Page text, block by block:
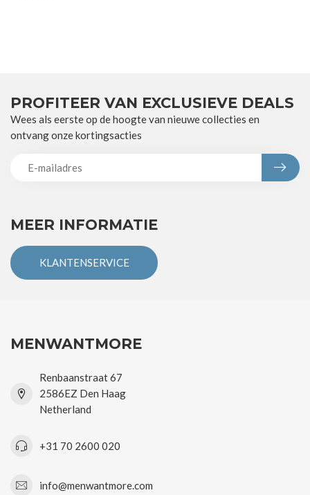
MEER INFORMATIE
KLANTENSERVICE
PROFITEER VAN EXCLUSIEVE DEALS
Wees als eerste op de hoogte van nieuwe collecties en
ontvang onze kortingsacties
MENWANTMORE
Renbaanstraat 67
2586EZ Den Haag
Netherland
+31 70 2600 020
info@menwantmore.com